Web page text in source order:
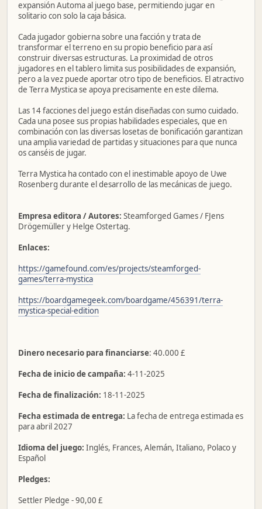
expansión Automa al juego base, permitiendo jugar en
solitario con solo la caja básica.
Cada jugador gobierna sobre una facción y trata de
transformar el terreno en su propio beneficio para así
construir diversas estructuras. La proximidad de otros
jugadores en el tablero limita sus posibilidades de expansión,
pero a la vez puede aportar otro tipo de beneficios. El atractivo
de Terra Mystica se apoya precisamente en este dilema.
Las 14 facciones del juego están diseñadas con sumo cuidado.
Cada una posee sus propias habilidades especiales, que en
combinación con las diversas losetas de bonificación garantizan
una amplia variedad de partidas y situaciones para que nunca
os canséis de jugar.
Terra Mystica ha contado con el inestimable apoyo de Uwe
Rosenberg durante el desarrollo de las mecánicas de juego.
Empresa editora / Autores: Steamforged Games / FJens
Drögemüller y Helge Ostertag.
Enlaces:
https://gamefound.com/es/projects/steamforged-
games/terra-mystica
https://boardgamegeek.com/boardgame/456391/terra-
mystica-special-edition
Dinero necesario para financiarse: 40.000 £
Fecha de inicio de campaña: 4-11-2025
Fecha de finalización: 18-11-2025
Fecha estimada de entrega: La fecha de entrega estimada es
para abril 2027
Idioma del juego: Inglés, Frances, Alemán, Italiano, Polaco y
Español
Pledges:
Settler Pledge - 90,00 £